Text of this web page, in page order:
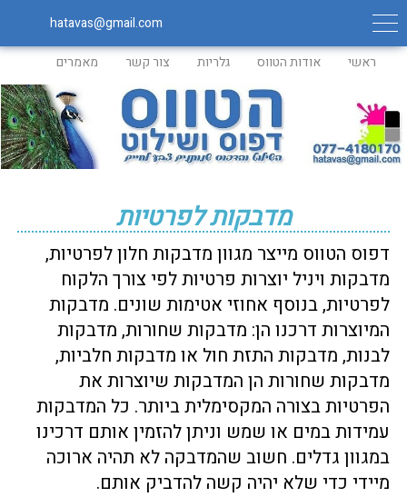
ראשי אודות הטווס גלריות צור קשר מאמרים
מדבקות לפרטיות
דפוס הטווס מייצר מגוון מדבקות חלון לפרטיות,
מדבקות ויניל יוצרות פרטיות לפי צורך הלקוח
לפרטיות, בנוסף אחוזי אטימות שונים. מדבקות
המיוצרות דרכנו הן: מדבקות שחורות, מדבקות
לבנות, מדבקות התזת חול או מדבקות חלביות,
מדבקות שחורות הן המדבקות שיוצרות את
הפרטיות בצורה המקסימלית ביותר. כל המדבקות
עמידות במים או שמש וניתן להזמין אותם דרכינו
במגוון גדלים. חשוב שהמדבקה לא תהיה ארוכה
מיידי כדי שלא יהיה קשה להדביק אותם.
hatavas@gmail.com